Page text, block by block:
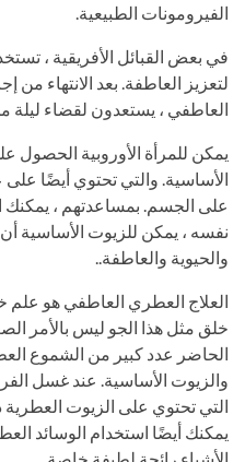
الفيرومونات الطبيعية.
في بعض القبائل الأفريقية ،
لتعزيز العاطفة. بعد الانتهاء من
العاطفي ، يستعدون لقضاء ليلة
يمكن للمرأة الأوروبية الحصول
الأساسية. والتي تحتوي أيضًا على
على الجسم. بمساعدتهم ، يمكنك
نفسه ، يمكن للزيوت الأساسية أن
والحيوية والعاطفة..
العلاج العطري العاطفي هو علم
خلق مثل هذا الجو ليس بالأمر
الحاضر عدد كبير من الشموع
والزيوت الأساسية. عند غسل
التي تحتوي على الزيوت العطرية
يمكنك أيضًا استخدام الوسائد